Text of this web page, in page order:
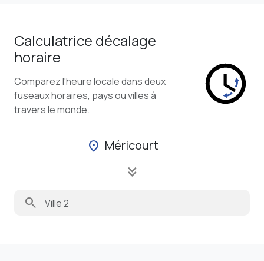
Calculatrice décalage
horaire
Comparez l'heure locale dans deux
fuseaux horaires, pays ou villes à
travers le monde.
location_on Méricourt
keyboard_double_arrow_down
search